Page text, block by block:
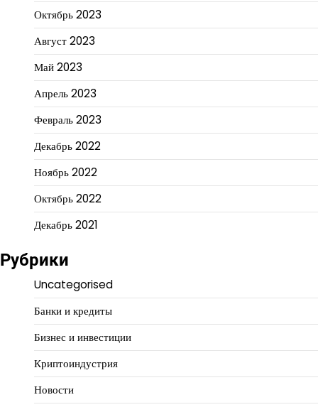
Октябрь 2023
Август 2023
Май 2023
Апрель 2023
Февраль 2023
Декабрь 2022
Ноябрь 2022
Октябрь 2022
Декабрь 2021
Рубрики
Uncategorised
Банки и кредиты
Бизнес и инвестиции
Криптоиндустрия
Новости